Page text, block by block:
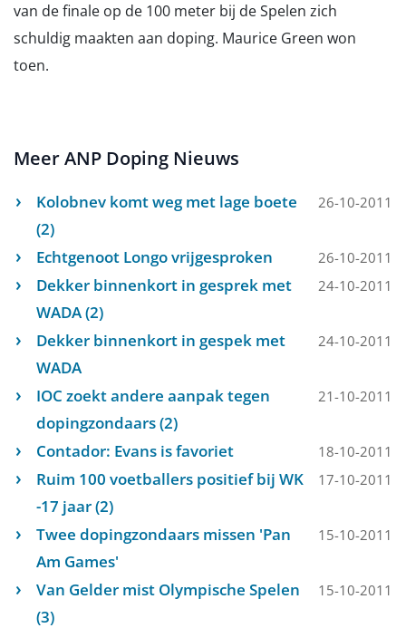
van de finale op de 100 meter bij de Spelen zich
schuldig maakten aan doping. Maurice Green won
toen.
Meer ANP Doping Nieuws
Kolobnev komt weg met lage boete
(2)
26-10-2011
Echtgenoot Longo vrijgesproken 26-10-2011
Dekker binnenkort in gesprek met
WADA (2)
24-10-2011
Dekker binnenkort in gespek met
WADA
24-10-2011
IOC zoekt andere aanpak tegen
dopingzondaars (2)
21-10-2011
Contador: Evans is favoriet 18-10-2011
Ruim 100 voetballers positief bij WK
-17 jaar (2)
17-10-2011
Twee dopingzondaars missen 'Pan
Am Games'
15-10-2011
Van Gelder mist Olympische Spelen
(3)
15-10-2011